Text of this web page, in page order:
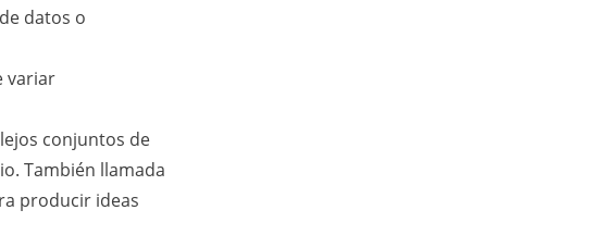
datos o
variar
conjuntos de
También llamada
producir ideas